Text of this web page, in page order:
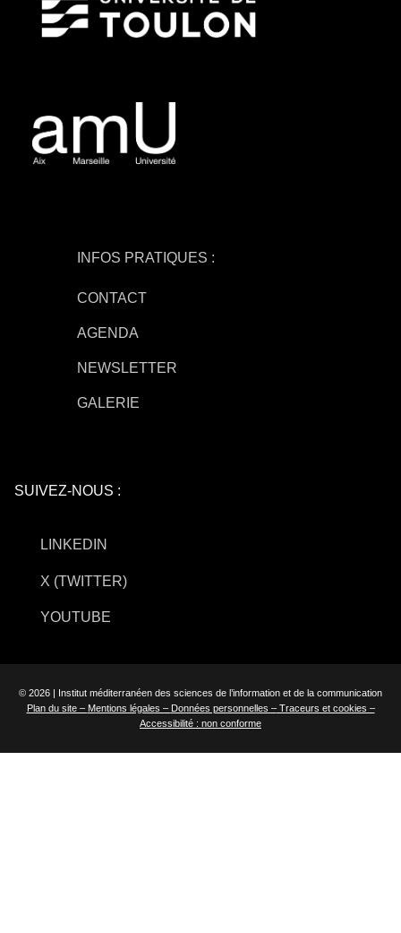
INFOS PRATIQUES :
CONTACT
AGENDA
NEWSLETTER
GALERIE
SUIVEZ-NOUS :
LINKEDIN
X (TWITTER)
YOUTUBE
© 2026 | Institut méditerranéen des sciences de l’information et de la communication
Plan du site – Mentions légales – Données personnelles –Traceurs et cookies –
Accessibilité : non conforme